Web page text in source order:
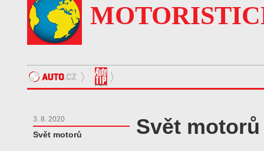
3. 8. 2020
Svět motorů Svět